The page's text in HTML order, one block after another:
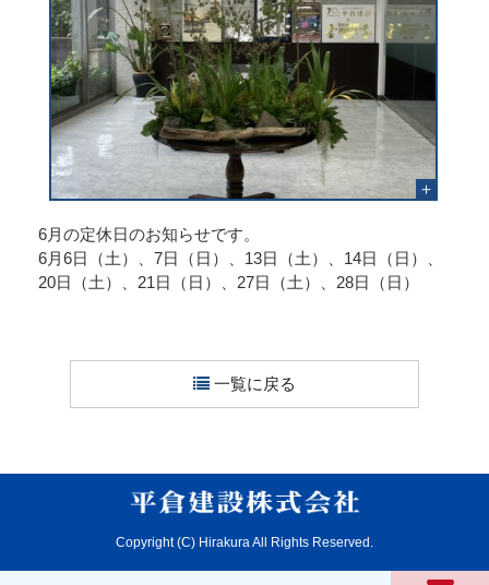
6月の定休日のお知らせです。
6月6日（土）、7日（日）、13日（土）、14日（日）、
20日（土）、21日（日）、27日（土）、28日（日）
一覧に戻る
Copyright (C) Hirakura All Rights Reserved.